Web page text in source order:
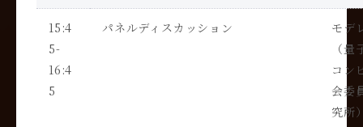
15:4
5-
16:4
5
パネルディスカッション
モデ
（量
コン
会委
究所